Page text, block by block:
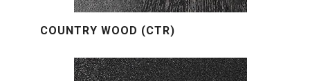
COUNTRY WOOD (CTR)